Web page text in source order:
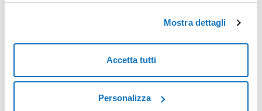
Mostra dettagli
Accetta tutti
Personalizza